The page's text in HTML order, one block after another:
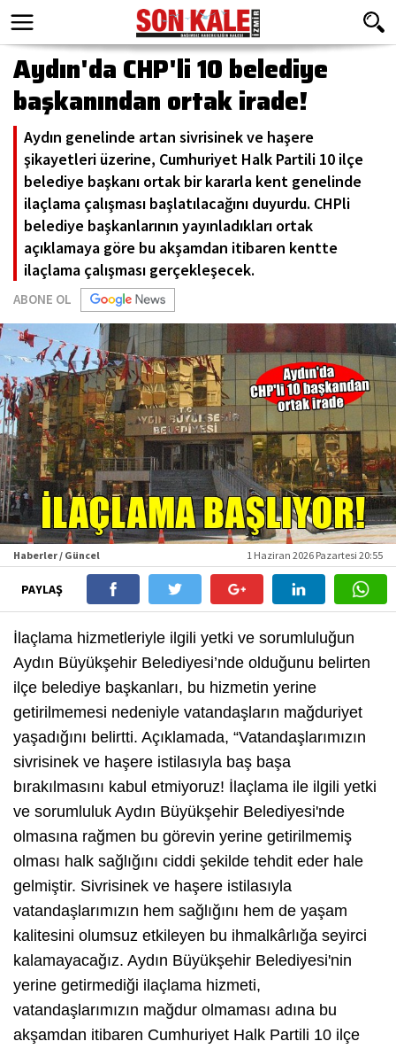
Aydın'da CHP'li 10 belediye
başkanından ortak irade!
Aydın genelinde artan sivrisinek ve haşere
şikayetleri üzerine, Cumhuriyet Halk Partili 10 ilçe
belediye başkanı ortak bir kararla kent genelinde
ilaçlama çalışması başlatılacağını duyurdu. CHPli
belediye başkanlarının yayınladıkları ortak
açıklamaya göre bu akşamdan itibaren kentte
ilaçlama çalışması gerçekleşecek.
ABONE OL
Haberler / Güncel 1 Haziran 2026 Pazartesi 20:55
PAYLAŞ
İlaçlama hizmetleriyle ilgili yetki ve sorumluluğun
Aydın Büyükşehir Belediyesi’nde olduğunu belirten
ilçe belediye başkanları, bu hizmetin yerine
getirilmemesi nedeniyle vatandaşların mağduriyet
yaşadığını belirtti. Açıklamada, “Vatandaşlarımızın
sivrisinek ve haşere istilasıyla baş başa
bırakılmasını kabul etmiyoruz! İlaçlama ile ilgili yetki
ve sorumluluk Aydın Büyükşehir Belediyesi'nde
olmasına rağmen bu görevin yerine getirilmemiş
olması halk sağlığını ciddi şekilde tehdit eder hale
gelmiştir. Sivrisinek ve haşere istilasıyla
vatandaşlarımızın hem sağlığını hem de yaşam
kalitesini olumsuz etkileyen bu ihmalkârlığa seyirci
kalamayacağız. Aydın Büyükşehir Belediyesi'nin
yerine getirmediği ilaçlama hizmeti,
vatandaşlarımızın mağdur olmaması adına bu
akşamdan itibaren Cumhuriyet Halk Partili 10 ilçe